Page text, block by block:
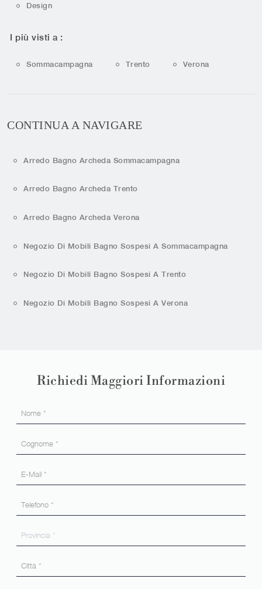
Design
I più visti a :
Sommacampagna Trento Verona
CONTINUA A NAVIGARE
Arredo Bagno Archeda Sommacampagna
Arredo Bagno Archeda Trento
Arredo Bagno Archeda Verona
Negozio Di Mobili Bagno Sospesi A Sommacampagna
Negozio Di Mobili Bagno Sospesi A Trento
Negozio Di Mobili Bagno Sospesi A Verona
Richiedi Maggiori Informazioni